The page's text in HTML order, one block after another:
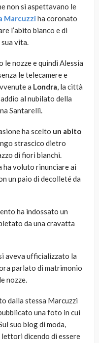
non si aspettavano le
Marcuzzi ha coronato
l’abito bianco e di
sua vita.
nozze e quindi Alessia
le telecamere e
a Londra, la città
al nubilato della
Santarelli.
ha scelto un abito
strascico dietro
di fiori bianchi.
ha voluto rinunciare ai
un paio di decolleté da
ha indossato un
da una cravatta
aveva ufficializzato la
parlato di matrimonio
nozze.
dalla stessa Marcuzzi
una foto in cui
suo blog di moda,
lettori dicendo di essere